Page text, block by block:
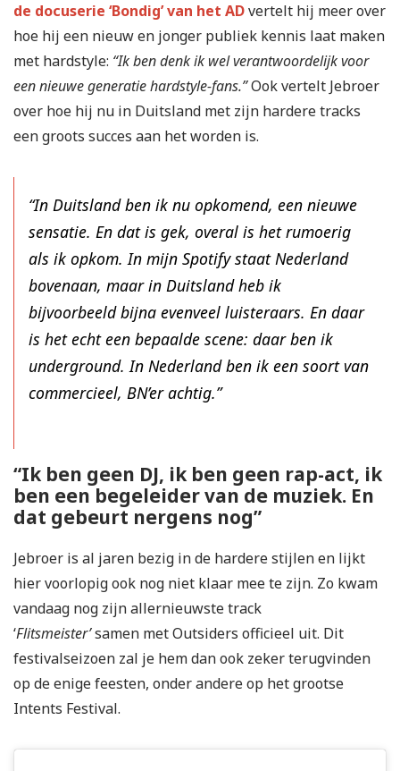
de docuserie ‘Bondig’ van het ADvertelt hij meer over
hoe hij een nieuw en jonger publiek kennis laat maken
met hardstyle: “Ik ben denk ik wel verantwoordelijk voor
een nieuwe generatie hardstyle-fans.”Ook vertelt Jebroer
over hoe hij nu in Duitsland met zijn hardere tracks
een groots succes aan het worden is.
“In Duitsland ben ik nu opkomend, een nieuwe
sensatie. En dat is gek, overal is het rumoerig
als ik opkom. In mijn Spotify staat Nederland
bovenaan, maar in Duitsland heb ik
bijvoorbeeld bijna evenveel luisteraars. En daar
is het echt een bepaalde scene: daar ben ik
underground. In Nederland ben ik een soort van
commercieel, BN’er achtig.”
“Ik ben geen DJ, ik ben geen rap-act, ik
ben een begeleider van de muziek. En
dat gebeurt nergens nog”
Jebroer is al jaren bezig in de hardere stijlen en lijkt
hier voorlopig ook nog niet klaar mee te zijn. Zo kwam
vandaag nog zijn allernieuwste track
‘Flitsmeister’samen met Outsiders officieel uit. Dit
festivalseizoen zal je hem dan ook zeker terugvinden
op de enige feesten, onder andere op het grootse
Intents Festival.